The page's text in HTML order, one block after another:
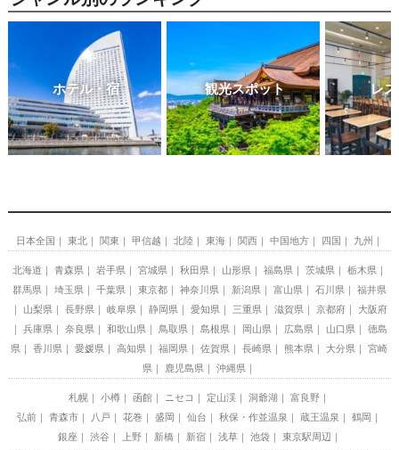
ホテル・宿 観光スポット レ
日本全国 東北 関東 甲信越 北陸 東海 関西 中国地方 四国 九州
北海道 青森県 岩手県 宮城県 秋田県 山形県 福島県 茨城県
栃木県
群馬県
埼玉県 千葉県 東京都 神奈川県 新潟県 富山県 石川県
福井県
山梨県
長野県 岐阜県 静岡県 愛知県 三重県 滋賀県 京都府
大阪府
兵庫県
奈良県 和歌山県 鳥取県 島根県 岡山県 広島県 山口県
徳島
県
香川県 愛媛県 高知県 福岡県 佐賀県 長崎県 熊本県 大分県
宮崎
県
鹿児島県 沖縄県
札幌 小樽 函館 ニセコ 定山渓 洞爺湖
富良野
弘前
青森市 八戸 花巻 盛岡 仙台 秋保・作並温泉 蔵王温泉
鶴岡
銀座
渋谷 上野 新橋 新宿 浅草 池袋
東京駅周辺